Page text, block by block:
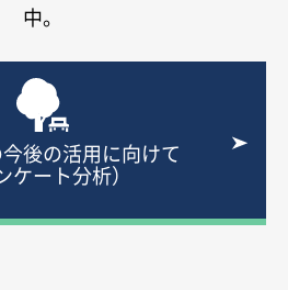
中。
後の活用に向けて
ケート分析）